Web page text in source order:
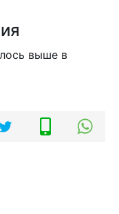
выше в